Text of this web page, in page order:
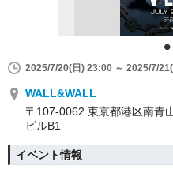
2025/7/20(日) 23:00 ～ 2025/7/
WALL&WALL
〒107-0062 東京都港区南青
ビルB1
イベント情報